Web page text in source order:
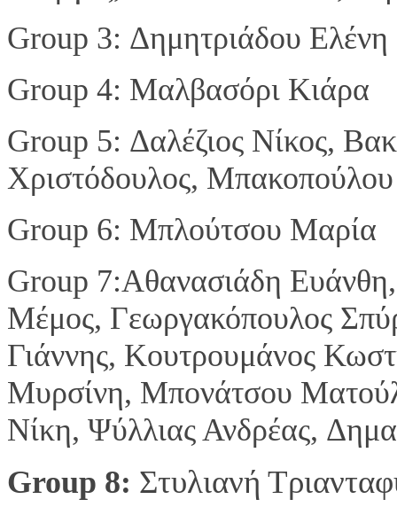
Group 3: Δημητριάδου Ελένη
Group 4: Μαλβασόρι Κιάρα
Group 5: Δαλέζιος Νίκος,
Χριστόδουλος,
Group 6: Μπλούτσου Μαρία
Group 7:Αθανασιάδη
Μέμος, Γεωργακόπουλος
Γιάννης, Κουτρουμάνος
Μυρσίνη, Μπονάτσου
Νίκη, Ψύλλιας Ανδρέας,
Group 8: Στυλιανή